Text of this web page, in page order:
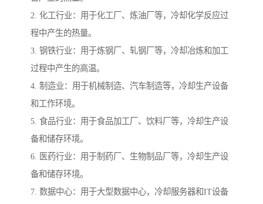
2. 化工行业：用于化工厂、炼油厂等，冷却化学反应过
程中产生的热量。
3. 钢铁行业：用于炼钢厂、轧钢厂等，冷却冶炼和加工
过程中产生的高温。
4. 制造业：用于机械制造、汽车制造等，冷却生产设备
和工作环境。
5. 食品行业：用于食品加工厂、饮料厂等，冷却生产设
备和储存环境。
6. 医药行业：用于制药厂、生物制品厂等，冷却生产设
备和储存环境。
7. 数据中心：用于大型数据中心，冷却服务器和IT设备